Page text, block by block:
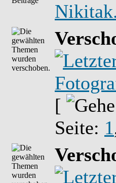
[
Seite: 1